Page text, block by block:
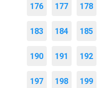
176 177 178
183 184 185
190 191 192
197 198 199